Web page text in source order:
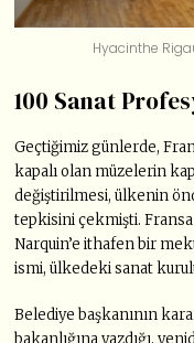
Hyacinthe
100 Sanat
Geçtiğimiz günlerde,
kapalı olan müzelerin
değiştirilmesi, ülkenin
tepkisini çekmişti.
Narquin’e ithafen bir
ismi, ülkedeki sanat
Belediye başkanının